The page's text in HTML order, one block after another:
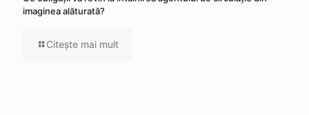
imaginea alăturată?
Citeşte mai mult